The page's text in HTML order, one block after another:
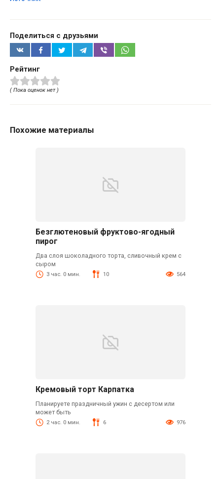
Поделиться с друзьями
Рейтинг
( Пока оценок нет )
Похожие материалы
Безглютеновый фруктово-ягодный
пирог
Два слоя шоколадного торта, сливочный крем с
сыром
3 час. 0 мин. 10 564
Кремовый торт Карпатка
Планируете праздничный ужин с десертом или
может быть
2 час. 0 мин. 6 976